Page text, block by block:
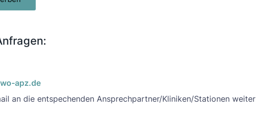
apz.de
an die entspechenden Ansprechpartner/Kliniken/Stationen weiter